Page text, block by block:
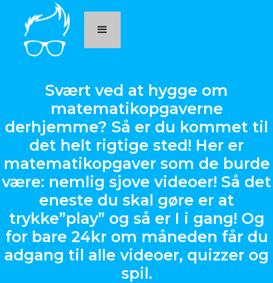
Svært ved at hygge om
matematikopgaverne
derhjemme? Så er du kommet til
det helt rigtige sted! Her er
matematikopgaver som de burde
være: nemlig sjove videoer! Så det
eneste du skal gøre er at
trykke”play” og så er I i gang! Og
for bare 24kr om måneden får du
adgang til alle videoer, quizzer og
spil.